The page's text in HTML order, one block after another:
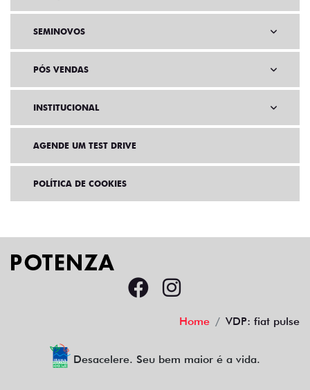
SEMINOVOS
PÓS VENDAS
INSTITUCIONAL
AGENDE UM TEST DRIVE
POLÍTICA DE COOKIES
Home VDP: fiat pulse
Desacelere. Seu bem maior é a vida.